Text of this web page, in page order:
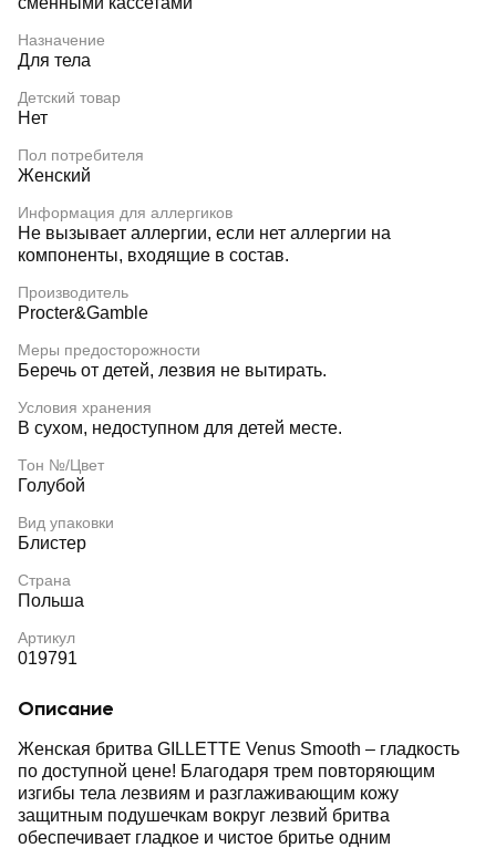
Назначение
Для тела
Детский товар
Нет
Пол потребителя
Женский
Информация для аллергиков
Не вызывает аллергии, если нет аллергии на
компоненты, входящие в состав.
Производитель
Procter&Gamble
Меры предосторожности
Беречь от детей, лезвия не вытирать.
Условия хранения
В сухом, недоступном для детей месте.
Тон №/Цвет
Голубой
Вид упаковки
Блистер
Страна
Польша
Артикул
019791
Описание
Женская бритва GILLETTE Venus Smooth – гладкость
по доступной цене! Благодаря трем повторяющим
изгибы тела лезвиям и разглаживающим кожу
защитным подушечкам вокруг лезвий бритва
обеспечивает гладкое и чистое бритье одним